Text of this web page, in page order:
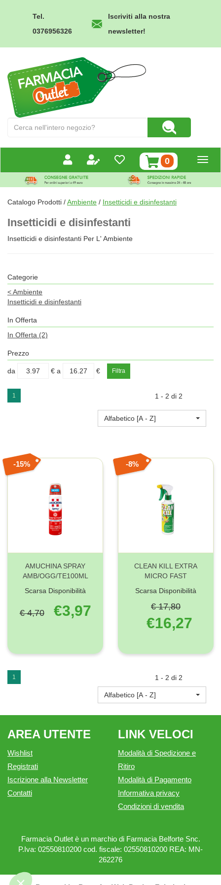
Tel.
0376956326
Iscriviti alla nostra
newsletter!
Outlet
Prodotto
Cerca Prodotto
0prodotti
inseriti
Catalogo Prodotti /Ambiente / Insetticidi e disinfestanti
Insetticidi e disinfestanti
Insetticidi e disinfestanti Per L' Ambiente
Categorie
<Ambiente
Insetticidi e disinfestanti
In Offerta
In Offerta (2)
Prezzo
filtra
da €
filtra
a €
1 1 - 2 di 2
Alfabetico [A - Z]
AMUCHINA SPRAY
AMB/OGG/TE100ML
Scarsa Disponibilità
15%
€ 4,70 €3,97
CLEAN KILL EXTRA
MICRO FAST
Scarsa Disponibilità
8%
€ 17,80
€16,27
1 1 - 2 di 2
Alfabetico [A - Z]
AREA UTENTE
Wishlist
Registrati
Iscrizione alla Newsletter
Contatti
LINK VELOCI
Modalità di Spedizione e
Ritiro
Modalità di Pagamento
Informativa privacy
Condizioni di vendita
Farmacia Outlet è un marchio di Farmacia Belforte Snc.
P.Iva: 02550810200 cod. fiscale: 02550810200 REA: MN-
262276